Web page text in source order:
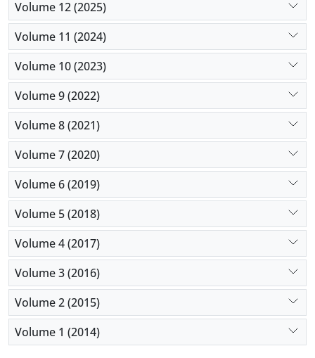
Volume 12 (2025)
Volume 11 (2024)
Volume 10 (2023)
Volume 9 (2022)
Volume 8 (2021)
Volume 7 (2020)
Volume 6 (2019)
Volume 5 (2018)
Volume 4 (2017)
Volume 3 (2016)
Volume 2 (2015)
Volume 1 (2014)